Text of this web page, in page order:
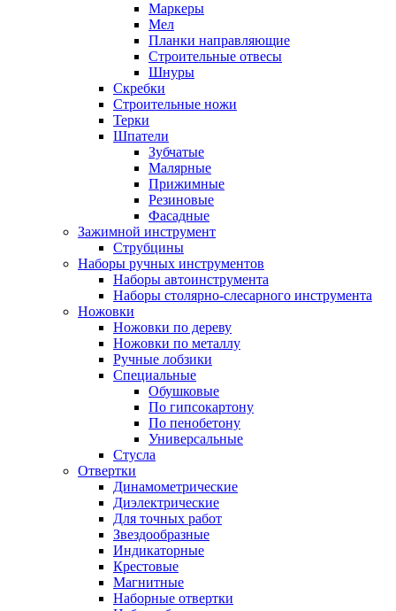
Маркеры
Мел
Планки направляющие
Строительные отвесы
Шнуры
Скребки
Строительные ножи
Терки
Шпатели
Зубчатые
Малярные
Прижимные
Резиновые
Фасадные
Зажимной инструмент
Струбцины
Наборы ручных инструментов
Наборы автоинструмента
Наборы столярно-слесарного инструмента
Ножовки
Ножовки по дереву
Ножовки по металлу
Ручные лобзики
Специальные
Обушковые
По гипсокартону
По пенобетону
Универсальные
Стусла
Отвертки
Динамометрические
Диэлектрические
Для точных работ
Звездообразные
Индикаторные
Крестовые
Магнитные
Наборные отвертки